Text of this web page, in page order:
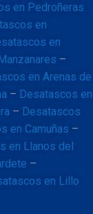
en Pedroñeras
en
en
–
en Arenas de
– Desatascos en
– Desatascos
en Camuñas –
en Llanos del
–
en Lillo